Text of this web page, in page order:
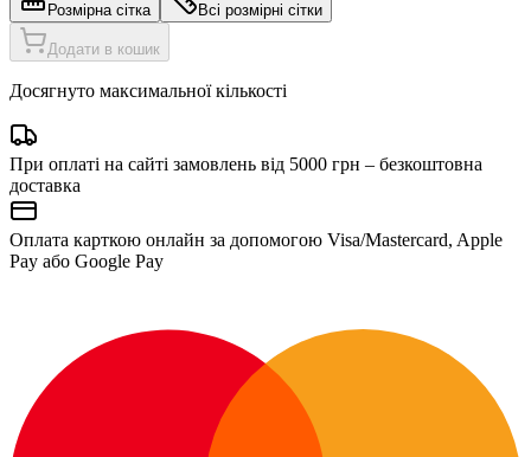
Розмірна сітка Всі розмірні сітки
Додати в кошик
Досягнуто максимальної кількості
При оплаті на сайті замовлень від 5000 грн – безкоштовна
доставка
Оплата карткою онлайн за допомогою Visa/Mastercard, Apple
Pay або Google Pay